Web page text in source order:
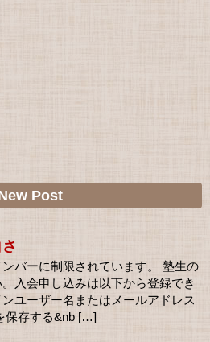
Post
バーに制限されています。 塾生の
入会申し込みは以下から登録でき
ユーザー名またはメールアドレス
保存する&nb […]